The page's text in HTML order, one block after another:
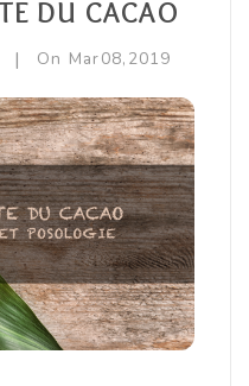
DU CACAO
| On Mar08, 2019